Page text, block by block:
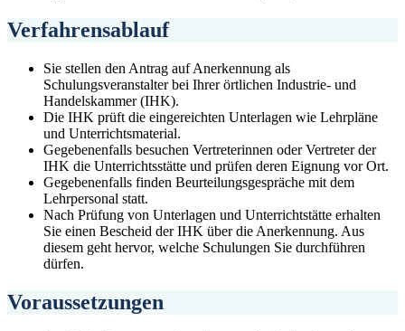
Verfahrensablauf
Sie stellen den Antrag auf Anerkennung als
Schulungsveranstalter bei Ihrer örtlichen Industrie- und
Handelskammer (IHK).
Die IHK prüft die eingereichten Unterlagen wie Lehrpläne
und Unterrichtsmaterial.
Gegebenenfalls besuchen Vertreterinnen oder Vertreter der
IHK die Unterrichtsstätte und prüfen deren Eignung vor Ort.
Gegebenenfalls finden Beurteilungsgespräche mit dem
Lehrpersonal statt.
Nach Prüfung von Unterlagen und Unterrichtstätte erhalten
Sie einen Bescheid der IHK über die Anerkennung. Aus
diesem geht hervor, welche Schulungen Sie durchführen
dürfen.
Voraussetzungen